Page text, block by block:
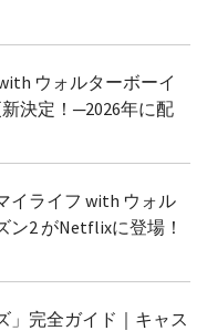
ウォルターボーイ
決定！─2026年に配
イライフ with ウォル
ン2 がNetflixに登場！
」完全ガイド｜キャス